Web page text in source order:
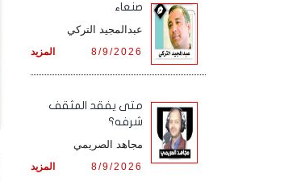
صنعاء
عبدالمجيد التركي
المزيد 8/9/2026
متى يفقد المثقف
شرفه؟
مجاهد الصريمي
المزيد 8/9/2026